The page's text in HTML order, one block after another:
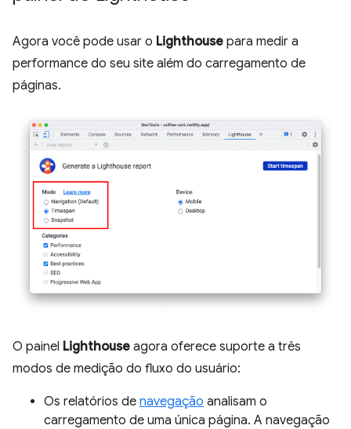
Agora você pode usar o Lighthouse para medir a
performance do seu site além do carregamento de
páginas.
O painel Lighthouse agora oferece suporte a três
modos de medição do fluxo do usuário:
Os relatórios de navegação analisam o
carregamento de uma única página. A navegação